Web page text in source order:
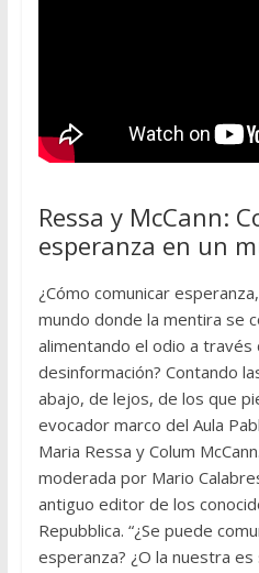
Ressa y McCann:
esperanza en un
¿Cómo comunicar
mundo donde la mentira se
alimentando el odio a
desinformación? Contando
abajo, de lejos, de los que
evocador marco del Aula
Maria Ressa y Colum
moderada por Mario
antiguo editor de los
Repubblica. “¿Se puede
esperanza? ¿O la nuestra es